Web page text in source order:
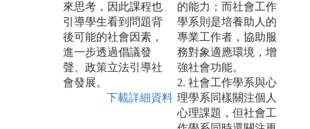
來思考，因此課程也
引導學生看到問題背
後可能的社會因素，
進一步透過倡議發
聲、政策立法引導社
會發展。
下載詳細資料
的能力；而社會工作
學系則是培養助人的
專業工作者，協助服
務對象適應環境，增
強社會功能。
2. 社會工作學系與心
理學系同樣關注個人
心理課題，但社會工